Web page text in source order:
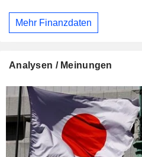
Mehr Finanzdaten
Analysen / Meinungen